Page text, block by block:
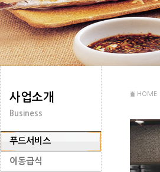
사업소개
Business
푸드서비스
이동급식
HOME